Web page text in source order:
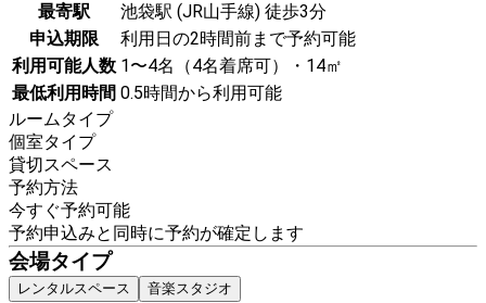
最寄駅
池袋駅 (JR山手線) 徒歩3分
申込期限
利用日の2時間前まで予約可能
利用可能人数 1〜4名（4名着席可）・14㎡
最低利用時間 0.5時間から利用可能
ルームタイプ
個室タイプ
貸切スペース
予約方法
今すぐ予約可能
予約申込みと同時に予約が確定します
会場タイプ
レンタルスペース 音楽スタジオ